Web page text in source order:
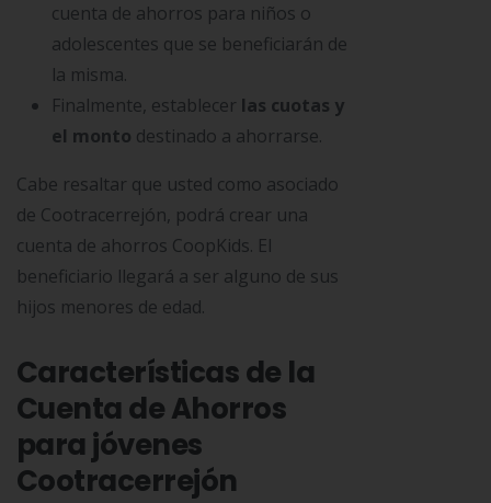
cuenta de ahorros para niños o
adolescentes que se beneficiarán de
la misma.
Finalmente, establecer las cuotas y
el monto destinado a ahorrarse.
Cabe resaltar que usted como asociado
de Cootracerrejón, podrá crear una
cuenta de ahorros CoopKids. El
beneficiario llegará a ser alguno de sus
hijos menores de edad.
Características de la
Cuenta de Ahorros
para jóvenes
Cootracerrejón